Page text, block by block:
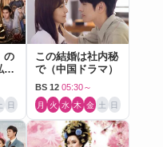
の
～
日
この結婚は社内秘
で（中国ドラマ）
BS 12 05:30～
月 火 水 木 金 土 日